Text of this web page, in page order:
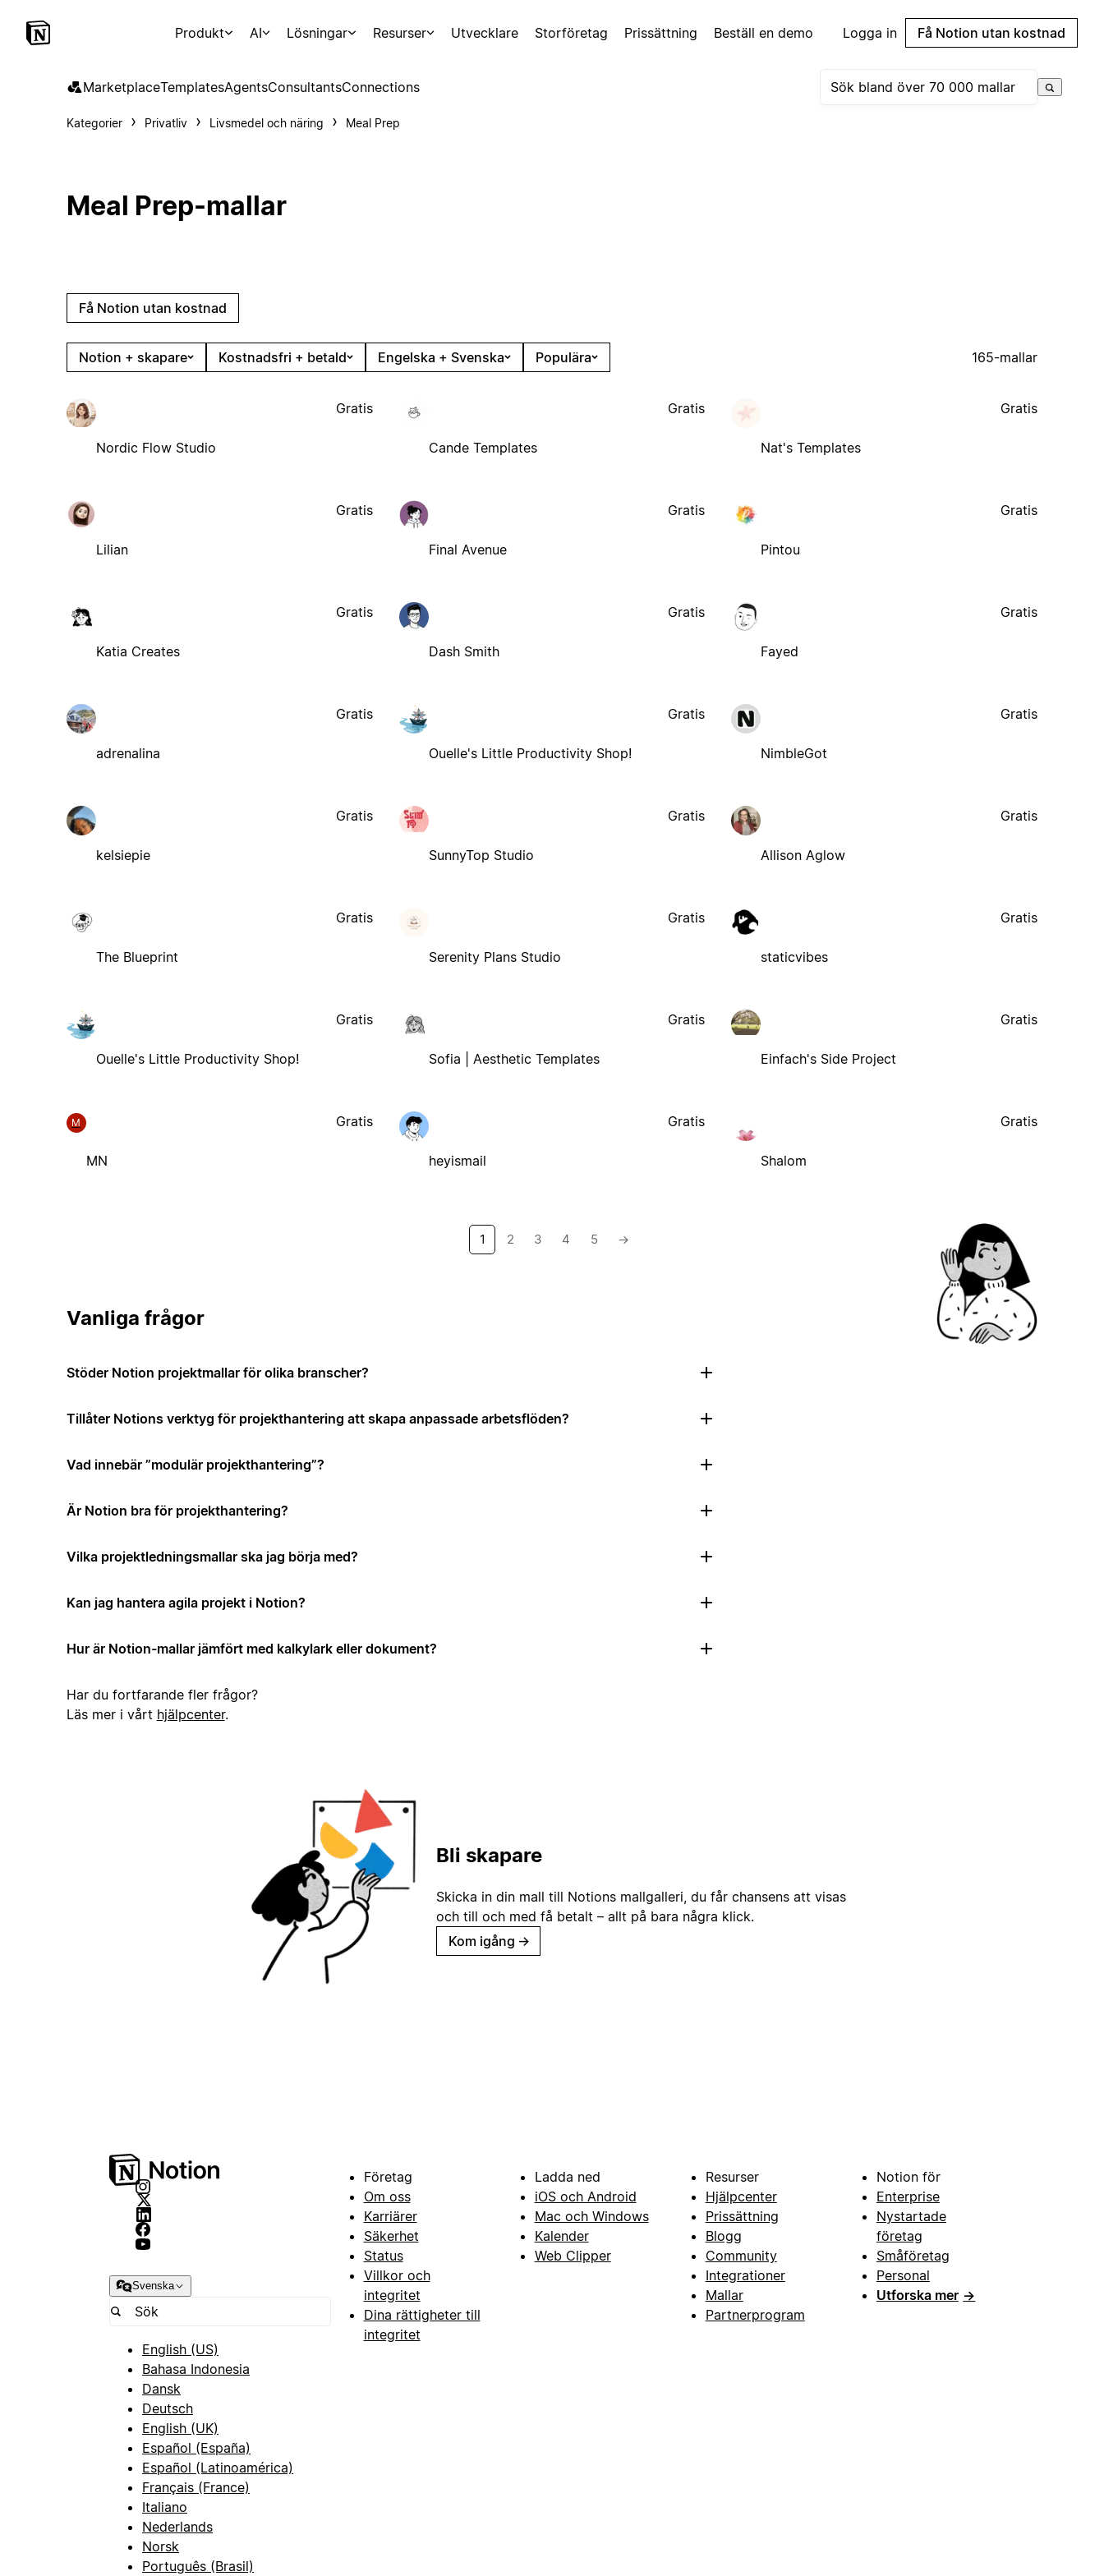
Produkt AI Lösningar Resurser Utvecklare Storföretag Prissättning Beställ en demo Logga in Få Notion utan kostnad
MarketplaceTemplatesAgentsConsultantsConnections
Kategorier Privatliv Livsmedel och näring Meal Prep
Meal Prep-mallar
Få Notion utan kostnad
Notion + skapare Kostnadsfri + betald Engelska + Svenska Populära 165-mallar
Nordic Flow Studio
Gratis
Cande Templates
Gratis
Nat's Templates
Gratis
Lilian
Gratis
Final Avenue
Gratis
Pintou
Gratis
Katia Creates
Gratis
Dash Smith
Gratis
Fayed
Gratis
adrenalina
Gratis
Ouelle's Little Productivity Shop!
Gratis
NimbleGot
Gratis
kelsiepie
Gratis
SunnyTop Studio
Gratis
Allison Aglow
Gratis
The Blueprint
Gratis
Serenity Plans Studio
Gratis
staticvibes
Gratis
Ouelle's Little Productivity Shop!
Gratis
Sofia | Aesthetic Templates
Gratis
Einfach's Side Project
Gratis
M
MN
Gratis
heyismail
Gratis
Shalom
Gratis
1 2 3 4 5 →
Vanliga frågor
Stöder Notion projektmallar för olika branscher?
Tillåter Notions verktyg för projekthantering att skapa anpassade arbetsflöden?
Vad innebär ”modulär projekthantering”?
Är Notion bra för projekthantering?
Vilka projektledningsmallar ska jag börja med?
Kan jag hantera agila projekt i Notion?
Hur är Notion-mallar jämfört med kalkylark eller dokument?
Har du fortfarande fler frågor?
Läs mer i vårt hjälpcenter.
Bli skapare
Skicka in din mall till Notions mallgalleri, du får chansens att visas
och till och med få betalt – allt på bara några klick.
Kom igång →
Svenska
English (US)
Bahasa Indonesia
Dansk
Deutsch
English (UK)
Español (España)
Español (Latinoamérica)
Français (France)
Italiano
Nederlands
Norsk
Português (Brasil)
Företag
Om oss
Karriärer
Säkerhet
Status
Villkor och
integritet
Dina rättigheter till
integritet
Ladda ned
iOS och Android
Mac och Windows
Kalender
Web Clipper
Resurser
Hjälpcenter
Prissättning
Blogg
Community
Integrationer
Mallar
Partnerprogram
Notion för
Enterprise
Nystartade
företag
Småföretag
Personal
Utforska mer →